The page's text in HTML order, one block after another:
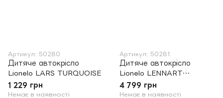
Артикул: 50280
Дитяче автокрісло
Lionelo LARS TURQUOISE
1 229 грн
Немає в наявності
Артикул: 50281
Дитяче автокрісло
Lionelo LENNART
CARBON
4 799 грн
Немає в наявності